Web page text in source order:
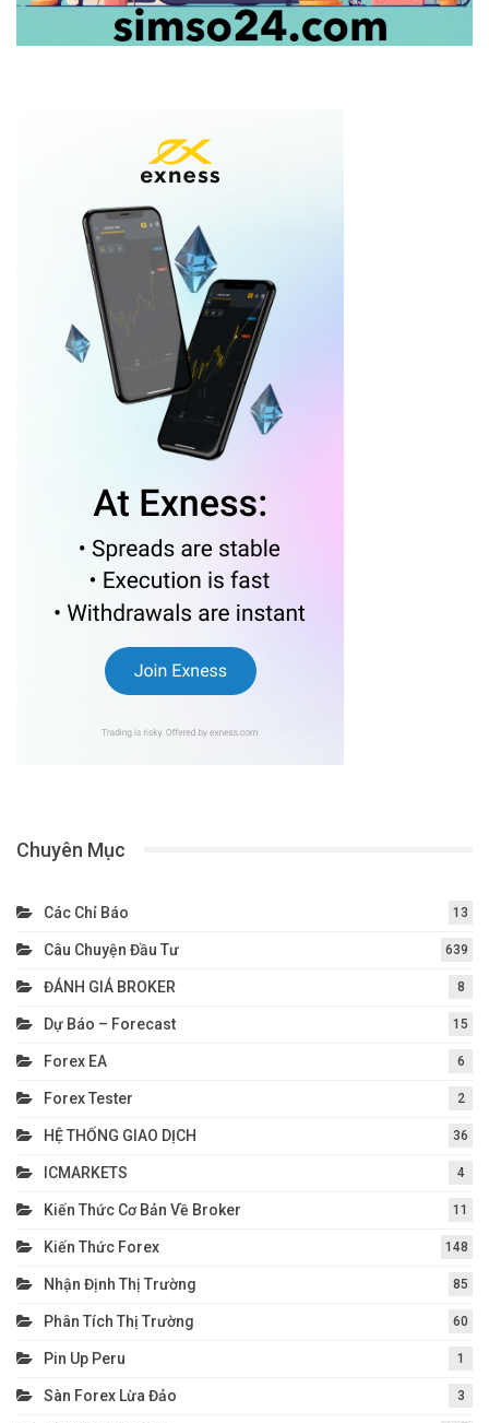
Chuyên Mục
Các Chỉ Báo 13
Câu Chuyện Đầu Tư 639
ĐÁNH GIÁ BROKER 8
Dự Báo – Forecast 15
Forex EA 6
Forex Tester 2
HỆ THỐNG GIAO DỊCH 36
ICMARKETS 4
Kiến Thức Cơ Bản Về Broker 11
Kiến Thức Forex 148
Nhận Định Thị Trường 85
Phân Tích Thị Trường 60
Pin Up Peru 1
Sàn Forex Lừa Đảo 3